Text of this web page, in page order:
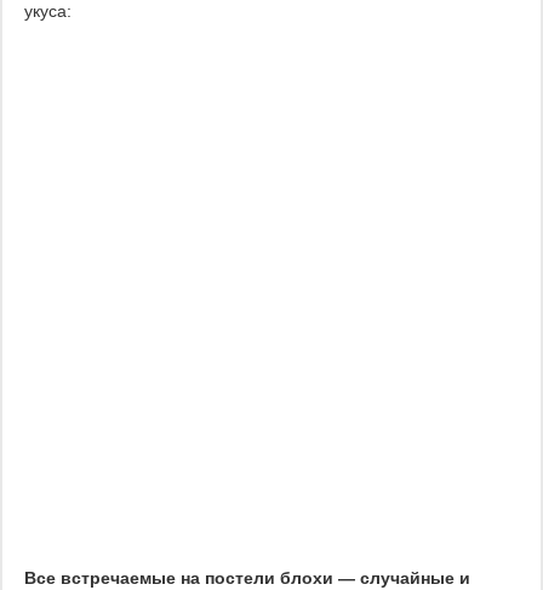
укуса:
Все встречаемые на постели блохи — случайные и